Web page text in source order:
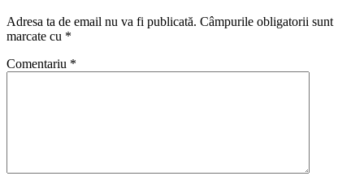
Adresa ta de email nu va fi publicată. Câmpurile obligatorii sunt
marcate cu *
Comentariu *